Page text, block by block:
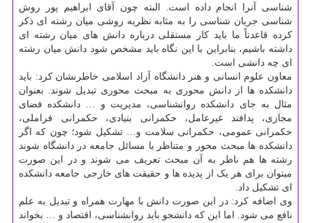
شناسی آنرا انجام داده است. البته چون آقای ابراهیم پور روش
شناسی جریان شناسی را به مثابه نظریه روشی میان رشته ای ذکر
کرده قاعدتاً ما باید کار مستقلی درباره دانش های میان رشته ای
داشته باشیم، بنابراین با این نگاه باید مشخص شود دانش میان رشته
ای چه دانشی است.
معاون علوم انسانی و هنر دانشگاه آزاد اسلامی خاطرنشان کرد: باید
دانشکده ها از دانش محوری به مبحث محوری تبدیل شوند. بعنوان
مثال به جای دانشکده روانشناسی، مدیریت و … دانشکده فضای
مجازی، پدافند غیرعامل، حکمرانی بنیادی، حکمرانی فراملی،
حکمرانی عمومی، حکمرانی سلامت و… تشکیل شود؛ چون که اگر
دانشکده ها مبحث محور و متناظر با مسائل جامعه در دانشگاه شوند
رشته ها هم ناظر به آن مبحث تعریف می شوند و در این صورت
میتوان برای هر یک از پدیده ها و حقیقت های خارجی جامعه دانشکده
ای تشکیل داد.
وی اضافه کرد: در این صورت دانش با مهارت همراه و تبدیل به علم
نافع می شود. اما این که دانشجو باید روانشناسی، اقتصاد و … بخواند